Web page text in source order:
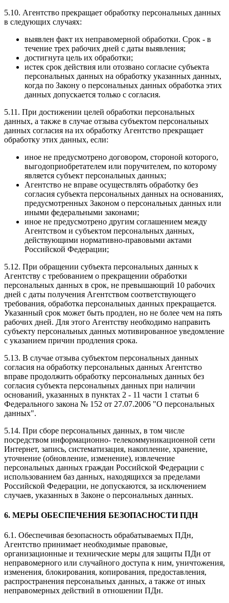
5.10. Агентство прекращает обработку персональных данных
в следующих случаях:
выявлен факт их неправомерной обработки. Срок - в
течение трех рабочих дней с даты выявления;
достигнута цель их обработки;
истек срок действия или отозвано согласие субъекта
персональных данных на обработку указанных данных,
когда по Закону о персональных данных обработка этих
данных допускается только с согласия.
5.11. При достижении целей обработки персональных
данных, а также в случае отзыва субъектом персональных
данных согласия на их обработку Агентство прекращает
обработку этих данных, если:
иное не предусмотрено договором, стороной которого,
выгодоприобретателем или поручителем, по которому
является субъект персональных данных;
Агентство не вправе осуществлять обработку без
согласия субъекта персональных данных на основаниях,
предусмотренных Законом о персональных данных или
иными федеральными законами;
иное не предусмотрено другим соглашением между
Агентством и субъектом персональных данных,
действующими нормативно-правовыми актами
Российской Федерации;
5.12. При обращении субъекта персональных данных к
Агентству с требованием о прекращении обработки
персональных данных в срок, не превышающий 10 рабочих
дней с даты получения Агентством соответствующего
требования, обработка персональных данных прекращается.
Указанный срок может быть продлен, но не более чем на пять
рабочих дней. Для этого Агентству необходимо направить
субъекту персональных данных мотивированное уведомление
с указанием причин продления срока.
5.13. В случае отзыва субъектом персональных данных
согласия на обработку персональных данных Агентство
вправе продолжить обработку персональных данных без
согласия субъекта персональных данных при наличии
оснований, указанных в пунктах 2 - 11 части 1 статьи 6
Федерального закона № 152 от 27.07.2006 "О персональных
данных".
5.14. При сборе персональных данных, в том числе
посредством информационно- телекоммуникационной сети
Интернет, запись, систематизация, накопление, хранение,
уточнение (обновление, изменение), извлечение
персональных данных граждан Российской Федерации с
использованием баз данных, находящихся за пределами
Российской Федерации, не допускаются, за исключением
случаев, указанных в Законе о персональных данных.
6. МЕРЫ ОБЕСПЕЧЕНИЯ БЕЗОПАСНОСТИ ПДН
6.1. Обеспечивая безопасность обрабатываемых ПДн,
Агентство принимает необходимые правовые,
организационные и технические меры для защиты ПДн от
неправомерного или случайного доступа к ним, уничтожения,
изменения, блокирования, копирования, предоставления,
распространения персональных данных, а также от иных
неправомерных действий в отношении ПДн.